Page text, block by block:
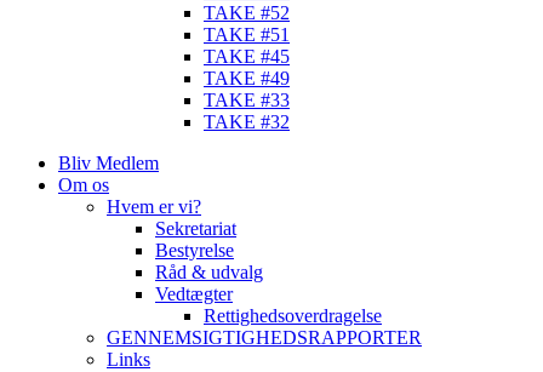
TAKE #52
TAKE #51
TAKE #45
TAKE #49
TAKE #33
TAKE #32
Bliv Medlem
Om os
Hvem er vi?
Sekretariat
Bestyrelse
Råd & udvalg
Vedtægter
Rettighedsoverdragelse
GENNEMSIGTIGHEDSRAPPORTER
Links